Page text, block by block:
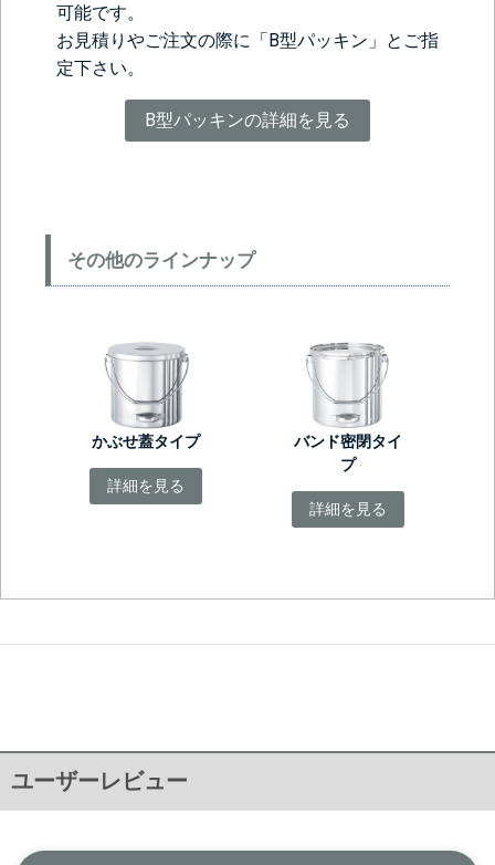
可能です。
お見積りやご注文の際に「B型パッキン」とご指
定下さい。
B型パッキンの詳細を見る
その他のラインナップ
かぶせ蓋タイプ
詳細を見る
バンド密閉タイ
プ
詳細を見る
ユーザーレビュー